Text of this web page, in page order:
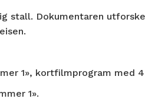
stall. Dokumentaren
1», kortfilmprogram med
1».